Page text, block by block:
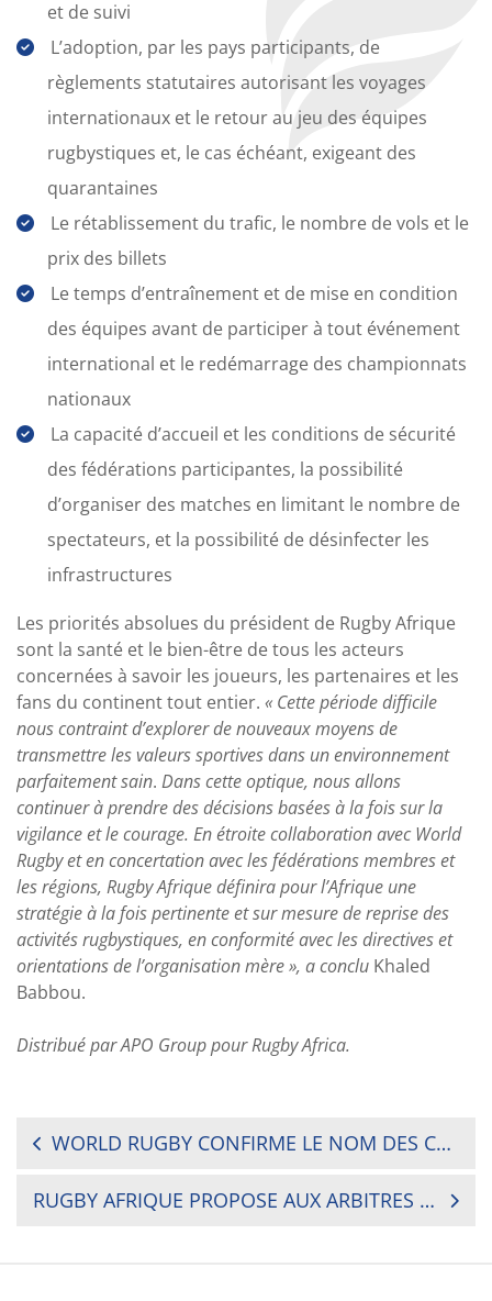
et de suivi
L’adoption, par les pays participants, de
règlements statutaires autorisant les voyages
internationaux et le retour au jeu des équipes
rugbystiques et, le cas échéant, exigeant des
quarantaines
Le rétablissement du trafic, le nombre de vols et le
prix des billets
Le temps d’entraînement et de mise en condition
des équipes avant de participer à tout événement
international et le redémarrage des championnats
nationaux
La capacité d’accueil et les conditions de sécurité
des fédérations participantes, la possibilité
d’organiser des matches en limitant le nombre de
spectateurs, et la possibilité de désinfecter les
infrastructures
Les priorités absolues du président de Rugby Afrique
sont la santé et le bien-être de tous les acteurs
concernées à savoir les joueurs, les partenaires et les
fans du continent tout entier. « Cette période difficile
nous contraint d’explorer de nouveaux moyens de
transmettre les valeurs sportives dans un environnement
parfaitement sain. Dans cette optique, nous allons
continuer à prendre des décisions basées à la fois sur la
vigilance et le courage. En étroite collaboration avec World
Rugby et en concertation avec les fédérations membres et
les régions, Rugby Afrique définira pour l’Afrique une
stratégie à la fois pertinente et sur mesure de reprise des
activités rugbystiques, en conformité avec les directives et
orientations de l’organisation mère », a conclu Khaled
Babbou.
Distribué par APO Group pour Rugby Africa.
NAVIGATION
WORLD RUGBY CONFIRME LE NOM DES CANDIDATS AUX ÉLECTIONS
RUGBY AFRIQUE PROPOSE AUX ARBITRES DE SES FÉDÉRATIONS MEMBRES UNE SÉRIE D’ATELIERS EN LIGNE